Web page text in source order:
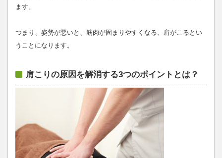
ます。
つまり、姿勢が悪いと、筋肉が固まりやすくなる、肩がこるとい
うことになります。
肩こりの原因を解消する3つのポイントとは？